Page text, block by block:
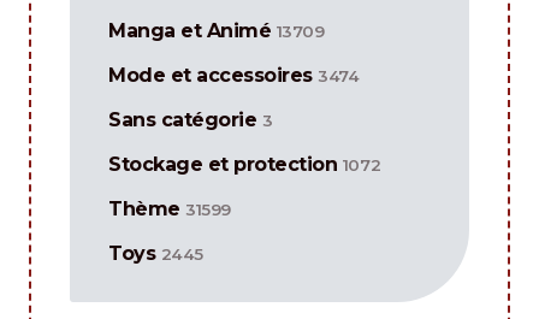
Manga et Animé 13709
Mode et accessoires 3474
Sans catégorie 3
Stockage et protection 1072
Thème 31599
Toys 2445